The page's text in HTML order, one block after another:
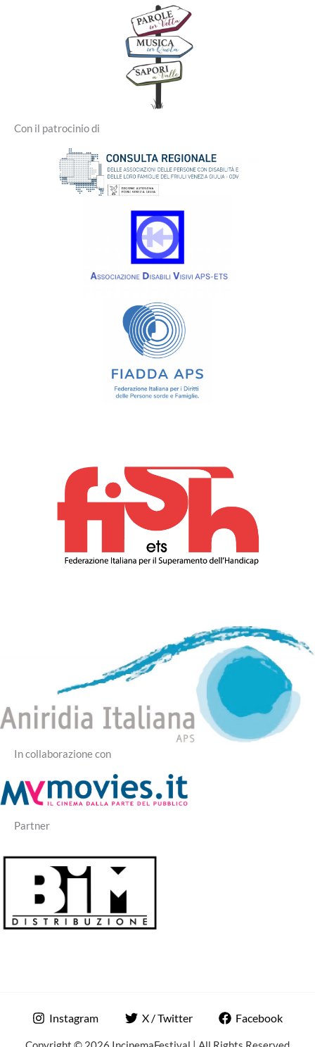
Con il patrocinio di
In collaborazione con
Partner
Instagram X / Twitter Facebook